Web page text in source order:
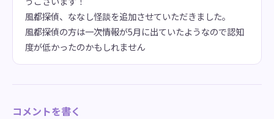
風都探偵、ななし怪談を追加させていただきました。
風都探偵の方は一次情報が5月に出ていたようなので認知
度が低かったのかもしれません
コメントを書く